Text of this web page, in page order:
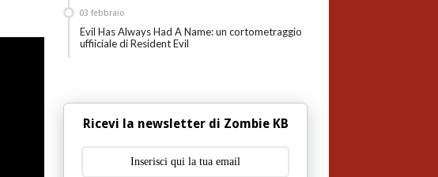
Evil Has Always Had A Name: un cortometraggio
uffiiciale di Resident Evil
03 febbraio
Ricevi la newsletter di Zombie KB